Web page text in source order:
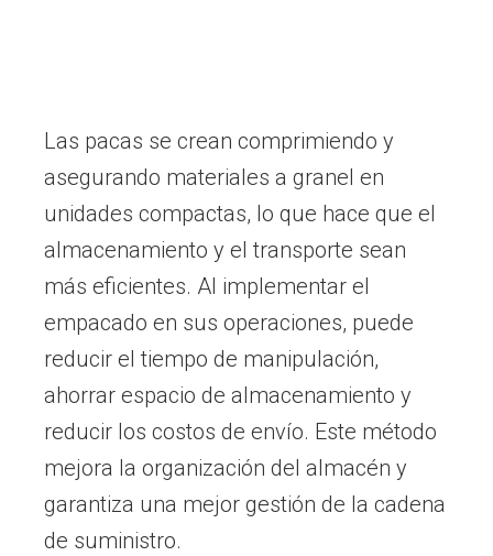
Las pacas se crean comprimiendo y
asegurando materiales a granel en
unidades compactas, lo que hace que el
almacenamiento y el transporte sean
más eficientes. Al implementar el
empacado en sus operaciones, puede
reducir el tiempo de manipulación,
ahorrar espacio de almacenamiento y
reducir los costos de envío. Este método
mejora la organización del almacén y
garantiza una mejor gestión de la cadena
de suministro.